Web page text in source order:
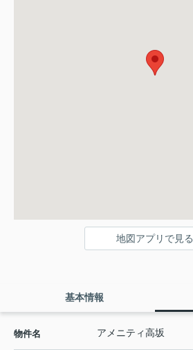
地図アプリで見る
基本情報
物件名 アメニティ高坂